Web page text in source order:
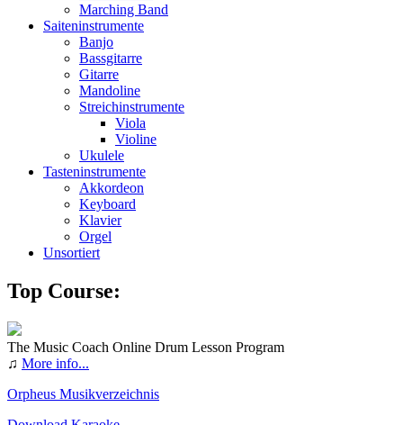
Marching Band
Saiteninstrumente
Banjo
Bassgitarre
Gitarre
Mandoline
Streichinstrumente
Viola
Violine
Ukulele
Tasteninstrumente
Akkordeon
Keyboard
Klavier
Orgel
Unsortiert
Top Course:
The Music Coach Online Drum Lesson Program
♫ More info...
Orpheus Musikverzeichnis